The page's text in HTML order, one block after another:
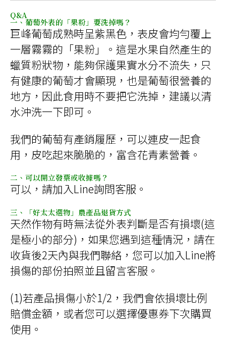
Q&A
一、葡萄外表的「果粉」要洗掉嗎？
巨峰葡萄成熟時呈紫黑色，表皮會均勻覆上
一層霧霧的「果粉」。這是水果自然產生的
蠟質粉狀物，能夠保護果實水分不流失，只
有健康的葡萄才會顯現，也是葡萄很營養的
地方，因此食用時不要把它洗掉，建議以清
水沖洗一下即可。
我們的葡萄有產銷履歷，可以連皮一起食
用，皮吃起來脆脆的，富含花青素營養。
二、可以開立發票或收據嗎？
可以，請加入Line詢問客服。
三、「好太太選物」農產品退貨方式
天然作物有時無法從外表判斷是否有損壞(這
是極小的部分)，如果您遇到這種情況，請在
收貨後2天內與我們聯絡，您可以加入Line將
損傷的部份拍照並且留言客服。
(1)若產品損傷小於1/2，我們會依損壞比例
賠償金額，或者您可以選擇優惠券下次購買
使用。